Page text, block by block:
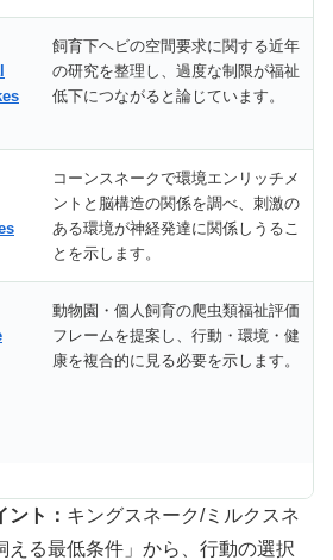
飼育下ヘビの空間要求に関する近年
の研究を整理し、過度な制限が福祉
低下につながると論じています。
コーンスネークで環境エンリッチメ
ントと脳構造の関係を調べ、刺激の
ある環境が神経発達に関係しうるこ
とを示します。
動物園・個人飼育の爬虫類福祉評価
フレームを提案し、行動・環境・健
康を複合的に見る必要を示します。
ント： キングスネーク/ミルクスネ
える最低条件」から、行動の選択